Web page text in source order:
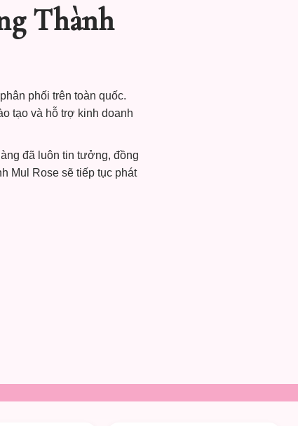
Thành
phối trên toàn quốc.
tạo và hỗ trợ kinh doanh
đã luôn tin tưởng, đồng
Mul Rose sẽ tiếp tục phát